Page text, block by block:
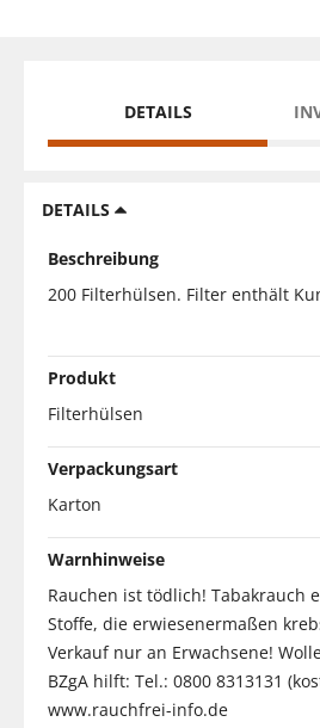
DETAILS
DETAILS
Beschreibung
200 Filterhülsen. Filter enthält
Produkt
Filterhülsen
Verpackungsart
Karton
Warnhinweise
Rauchen ist tödlich! Tabakrauch
Stoffe, die erwiesenermaßen
Verkauf nur an Erwachsene!
BZgA hilft: Tel.: 0800 8313131
www.rauchfrei-info.de